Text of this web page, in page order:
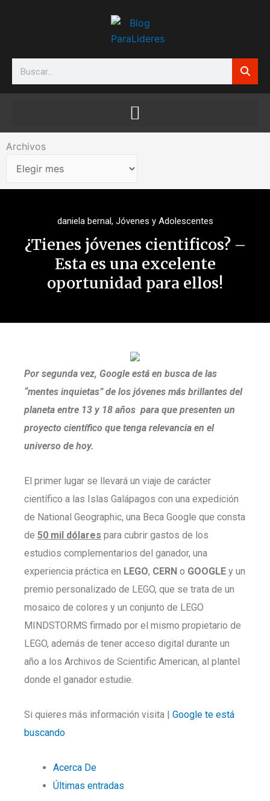
Search
Archivos
Archivos
daniela bernal, Jóvenes y Adolescentes
¿Tienes jóvenes cientificos? –
Esta es una excelente
oportunidad para ellos!
Por segunda vez, Google está en busca de las
“mentes inquietas” de los jóvenes más brillantes del
planeta entre 13 y 18 años para que presenten un
proyecto científico que tenga relevancia en el
universo de hoy.
El primer lugar se llevará un viaje de carácter
científico a las Islas Galápagos con una expedición
de National Geographic, una Beca Google que consta
de 50 mil dólares para cubrir gastos de los
estudios complementarios del ganador, una
experiencia práctica en LEGO, CERN o GOOGLE y un
premio personalizado de LEGO, que se trata de un
mosaico de colores y un conjunto de LEGO
MINDSTORMS firmado por el mismo propietario de
LEGO, además de tener acceso digital durante un
año a los Archivos de Scientific American, al plantel
donde el ganador estudie.
Si quieres más información visita | Google te está
buscando
Acerca De
Últimas entradas